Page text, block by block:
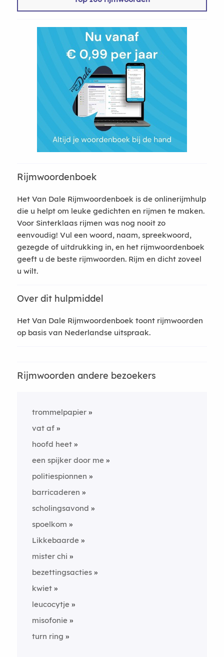
Rijmwoordenboek
Het Van Dale Rijmwoordenboek is de onlinerijmhulp
die u helpt om leuke gedichten en rijmen te maken.
Voor Sinterklaas rijmen was nog nooit zo
eenvoudig! Vul een woord, naam, spreekwoord,
gezegde of uitdrukking in, en het rijmwoordenboek
geeft u de beste rijmwoorden. Rijm en dicht zoveel
u wilt.
Over dit hulpmiddel
Het Van Dale Rijmwoordenboek toont rijmwoorden
op basis van Nederlandse uitspraak.
Rijmwoorden andere bezoekers
trommelpapier
vat af
hoofd heet
een spijker door me
politiespionnen
barricaderen
scholingsavond
spoelkom
Likkebaarde
mister chi
bezettingsacties
kwiet
leucocytje
misofonie
turn ring